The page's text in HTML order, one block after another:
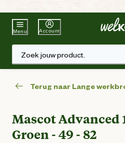
Beste
Menu Account
Zoek jouw product.
Terug naar Lange
Mascot Advanced
Groen - 49 - 82